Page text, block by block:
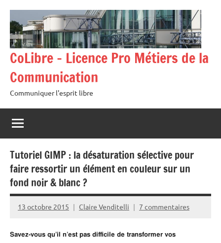
contenu
CoLibre – Licence Pro Métiers de la
Communication
Communiquer l'esprit libre
Tutoriel GIMP : la désaturation sélective pour
faire ressortir un élément en couleur sur un
fond noir & blanc ?
13 octobre 2015 Claire Venditelli 7 commentaires
Savez-vous qu’il n’est pas difficile de transformer vos